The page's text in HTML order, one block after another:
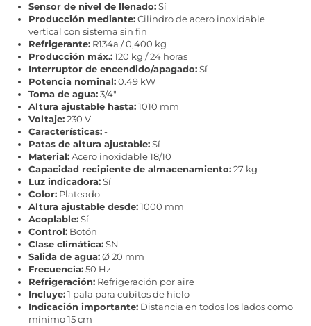
Sensor de nivel de llenado:Sí
Producción mediante:Cilindro de acero inoxidable
vertical con sistema sin fin
Refrigerante: R134a / 0,400 kg
Producción máx.:120 kg / 24 horas
Interruptor de encendido/apagado:Sí
Potencia nominal:0.49 kW
Toma de agua:3/4"
Altura ajustable hasta:1010 mm
Voltaje:230 V
Características:-
Patas de altura ajustable:Sí
Material:Acero inoxidable 18/10
Capacidad recipiente de almacenamiento:27 kg
Luz indicadora:Sí
Color: Plateado
Altura ajustable desde:1000 mm
Acoplable:Sí
Control: Botón
Clase climática:SN
Salida de agua:Ø 20 mm
Frecuencia:50 Hz
Refrigeración: Refrigeración por aire
Incluye:1 pala para cubitos de hielo
Indicación importante: Distancia en todos los lados como
mínimo 15 cm